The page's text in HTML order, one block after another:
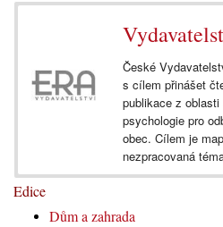
České
s cílem přinášet
publikace z
psychologie pro
obec. Cílem je
nezpracovaná
Edice
Dům a zahrada